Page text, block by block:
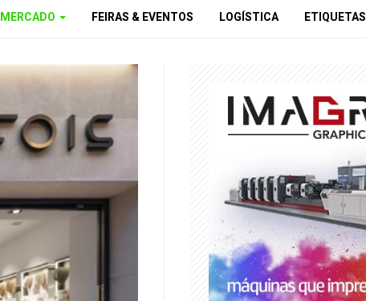
MERCADO FEIRAS & EVENTOS LOGÍSTICA ETIQUETAS